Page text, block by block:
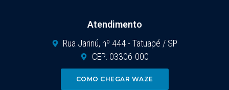
Atendimento
Rua Jarinú, nº 444 - Tatuapé / SP
CEP: 03306-000
COMO CHEGAR WAZE